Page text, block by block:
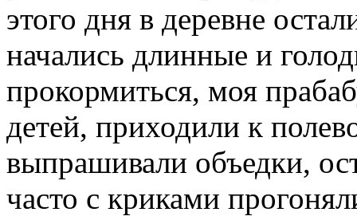
этого дня в деревне
начались длинные и
прокормиться, моя
детей, приходили к
выпрашивали объедки,
часто с криками